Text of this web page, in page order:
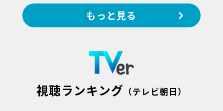
もっと見る
視聴ランキング （テレビ朝日）